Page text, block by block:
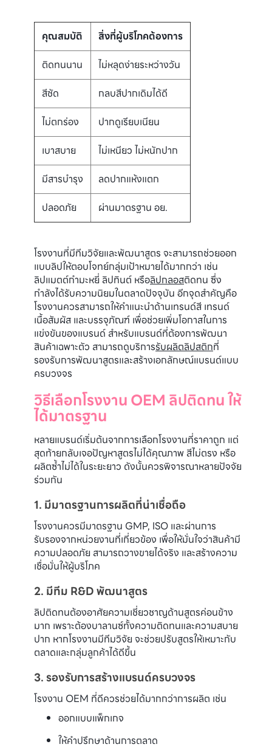
คุณสมบัติ
สิ่งที่ผู้บริโภคต้องการ
ติดทนนาน
ไม่หลุดง่ายระหว่างวัน
สีชัด
กลบสีปากเดิมได้ดี
ไม่ตกร่อง
ปากดูเรียบเนียน
เบาสบาย
ไม่เหนียว ไม่หนักปาก
มีสารบำรุง
ลดปากแห้งแตก
ปลอดภัย
ผ่านมาตรฐาน อย.
โรงงานที่มีทีมวิจัยและพัฒนาสูตร จะสามารถช่วยออก
แบบลิปให้ตอบโจทย์กลุ่มเป้าหมายได้มากกว่า เช่น
ลิปแมตต์กำมะหยี่ ลิปทินต์ หรือลิปกลอสติดทน ซึ่ง
กำลังได้รับความนิยมในตลาดปัจจุบัน อีกจุดสำคัญคือ
โรงงานควรสามารถให้คำแนะนำด้านเทรนด์สี เทรนด์
เนื้อสัมผัส และบรรจุภัณฑ์ เพื่อช่วยเพิ่มโอกาสในการ
แข่งขันของแบรนด์ สำหรับแบรนด์ที่ต้องการพัฒนา
สินค้าเฉพาะตัว สามารถดูบริการรับผลิตลิปสติกที่
รองรับการพัฒนาสูตรและสร้างเอกลักษณ์แบรนด์แบบ
ครบวงจร
วิธีเลือกโรงงาน OEM ลิปติดทน ให้
ได้มาตรฐาน
หลายแบรนด์เริ่มต้นจากการเลือกโรงงานที่ราคาถูก แต่
สุดท้ายกลับเจอปัญหาสูตรไม่ได้คุณภาพ สีไม่ตรง หรือ
ผลิตซ้ำไม่ได้ในระยะยาว ดังนั้นควรพิจารณาหลายปัจจัย
ร่วมกัน
1. มีมาตรฐานการผลิตที่น่าเชื่อถือ
โรงงานควรมีมาตรฐาน GMP, ISO และผ่านการ
รับรองจากหน่วยงานที่เกี่ยวข้อง เพื่อให้มั่นใจว่าสินค้ามี
ความปลอดภัย สามารถวางขายได้จริง และสร้างความ
เชื่อมั่นให้ผู้บริโภค
2. มีทีม R&D พัฒนาสูตร
ลิปติดทนต้องอาศัยความเชี่ยวชาญด้านสูตรค่อนข้าง
มาก เพราะต้องบาลานซ์ทั้งความติดทนและความสบาย
ปาก หากโรงงานมีทีมวิจัย จะช่วยปรับสูตรให้เหมาะกับ
ตลาดและกลุ่มลูกค้าได้ดีขึ้น
3. รองรับการสร้างแบรนด์ครบวงจร
โรงงาน OEM ที่ดีควรช่วยได้มากกว่าการผลิต เช่น
ออกแบบแพ็กเกจ
ให้คำปรึกษาด้านการตลาด